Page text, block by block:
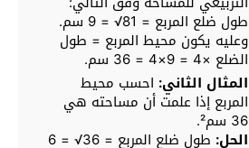
طول ضلع المربع = 81√ = 9 سم.
وعليه يكون محيط المربع = طول
الضلع ×4 = 9×4 = 36 سم.
المثال الثاني: احسب محيط
المربع إذا علمت أن مساحته هي
36 سم².
الحل: طول ضلع المربع = 36√ = 6